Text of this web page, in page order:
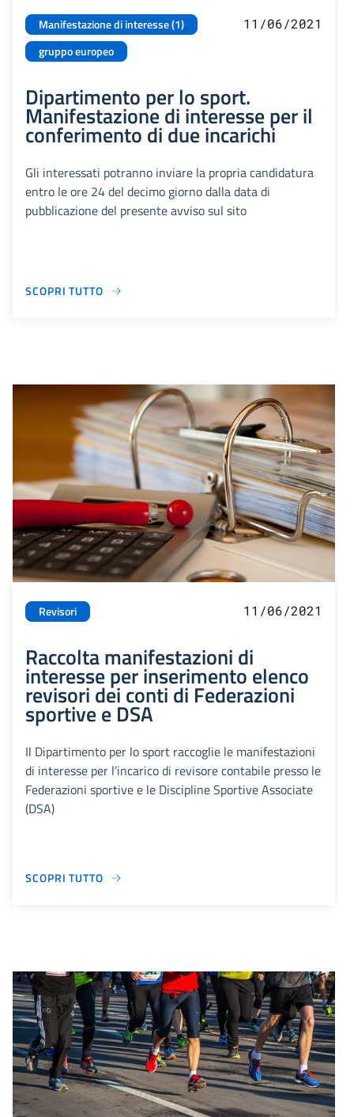
Manifestazione di interesse (1)
gruppo europeo
11/06/2021
Dipartimento per lo sport.
Manifestazione di interesse per il
conferimento di due incarichi
Gli interessati potranno inviare la propria candidatura
entro le ore 24 del decimo giorno dalla data di
pubblicazione del presente avviso sul sito
SCOPRI TUTTO
Revisori 11/06/2021
Raccolta manifestazioni di
interesse per inserimento elenco
revisori dei conti di Federazioni
sportive e DSA
Il Dipartimento per lo sport raccoglie le manifestazioni
di interesse per l’incarico di revisore contabile presso le
Federazioni sportive e le Discipline Sportive Associate
(DSA)
SCOPRI TUTTO